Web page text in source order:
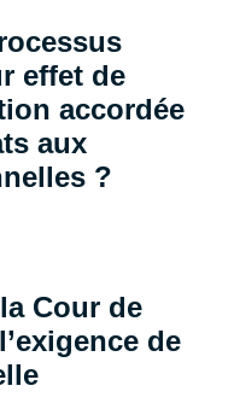
effet de
accordée
aux
?
Cour de
de